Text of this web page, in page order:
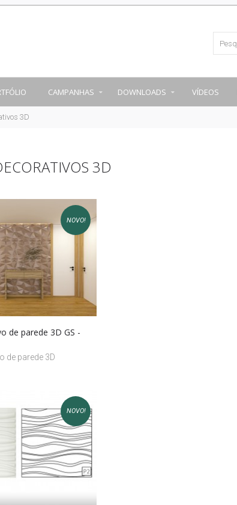
CAMPANHAS DOWNLOADS VÍDEOS
3D
3D
NOVO!
de parede 3D GS -
de parede 3D
NOVO!